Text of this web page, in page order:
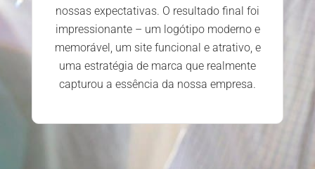
nossas expectativas. O resultado final foi
impressionante – um logótipo moderno e
memorável, um site funcional e atrativo, e
uma estratégia de marca que realmente
capturou a essência da nossa empresa.